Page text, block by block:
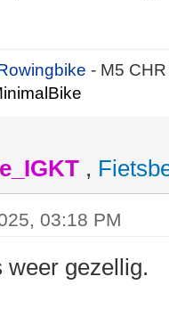
- M5
,
03:18 PM
weer gezellig.